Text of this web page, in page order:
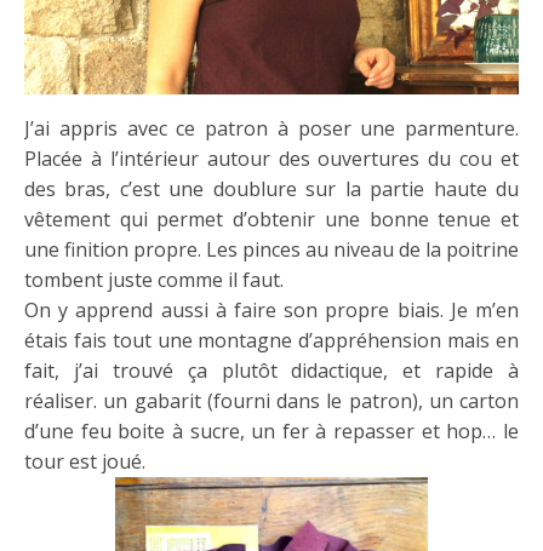
J’ai appris avec ce patron à poser une parmenture.
Placée à l’intérieur autour des ouvertures du cou et
des bras, c’est une doublure sur la partie haute du
vêtement qui permet d’obtenir une bonne tenue et
une finition propre. Les pinces au niveau de la poitrine
tombent juste comme il faut.
On y apprend aussi à faire son propre biais. Je m’en
étais fais tout une montagne d’appréhension mais en
fait, j’ai trouvé ça plutôt didactique, et rapide à
réaliser. un gabarit (fourni dans le patron), un carton
d’une feu boite à sucre, un fer à repasser et hop… le
tour est joué.